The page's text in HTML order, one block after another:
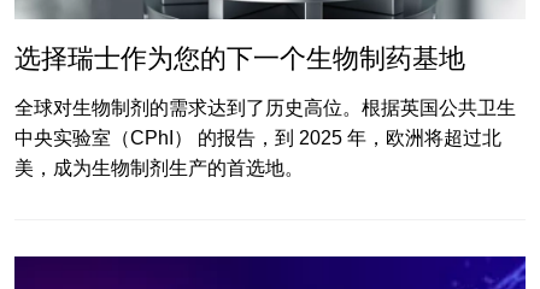
选择瑞士作为您的下一个生物制药基地
全球对生物制剂的需求达到了历史高位。根据英国公共卫生
中央实验室（CPhI） 的报告，到 2025 年，欧洲将超过北
美，成为生物制剂生产的首选地。